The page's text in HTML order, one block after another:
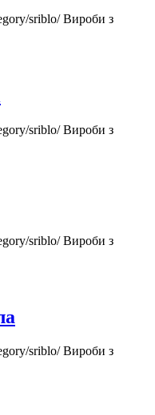
sriblo/Вироби з
sriblo/Вироби з
sriblo/Вироби з
sriblo/Вироби з